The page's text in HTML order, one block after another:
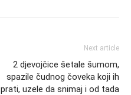
Next article
2 djevojčice šetale šumom,
spazile čudnog čoveka koji ih
prati, uzele da snimaj i od tada